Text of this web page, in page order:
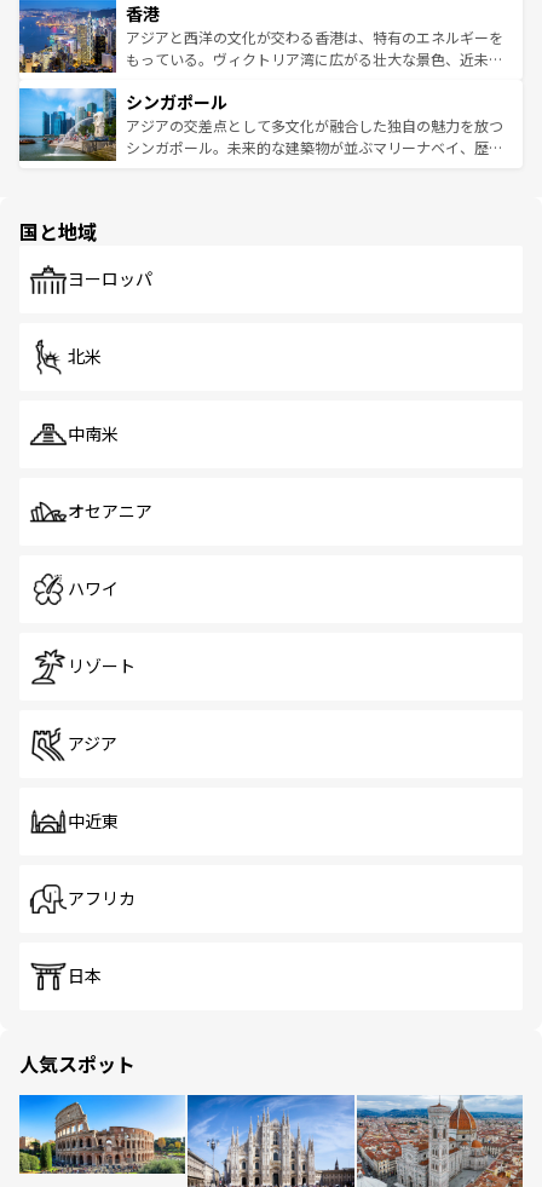
とつ。フォーやバインミー、ベトナムコーヒーなどは、ぜ
ひ現地で味わいたい。どの地域を訪れてもあたたかい人々
が旅行者を迎えてくれるので、きっと忘れられない旅にな
参照してほしい。
の活気が交差している。北部ではチェンマイなどの山岳地
帯で自然と触れ合い、南部ではプーケットやクラビの美し
いビーチでリゾート気分を楽しむことができる。タイ料理
激する。気候は一年中温暖で、どの季節にも異なる楽しみ
が待っている。親しみやすいタイの人々、仏教を中心とし
た文化、そして多様な観光資源が、訪れる旅人を魅了し続
香港
アジアと西洋の文化が交わる香港は、特有のエネルギーを
もっている。ヴィクトリア湾に広がる壮大な景色、近未来
み、どこを訪れても感動するはず。観光スポットが密集し
ており、効率よく見どころを回れるのも魅力。息をのむよ
うな絶景から文化的な体験まで、香港を存分に楽しみ尽く
シンガポール
アジアの交差点として多文化が融合した独自の魅力を放つ
シンガポール。未来的な建築物が並ぶマリーナベイ、歴史
で、ホーカーズは地元の風情を楽しめる外せないスポット
国と地域
ヨーロッパ
北米
中南米
オセアニア
ハワイ
リゾート
アジア
中近東
アフリカ
日本
人気スポット